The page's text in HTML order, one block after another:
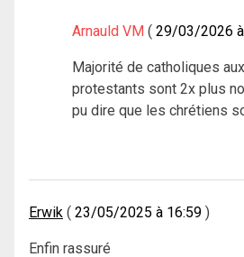
Arnauld VM 29/03/2026
Majorité de catholiques
protestants sont 2x plus
pu dire que les chrétiens
Erwik 23/05/2025 à 16:59
Enfin rassuré